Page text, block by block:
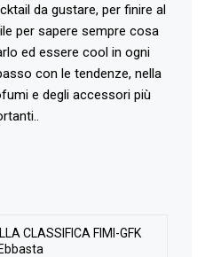
da gustare, per finire al
per sapere sempre cosa
ed essere cool in ogni
con le tendenze, nella
e degli accessori più
CLASSIFICA FIMI-GFK